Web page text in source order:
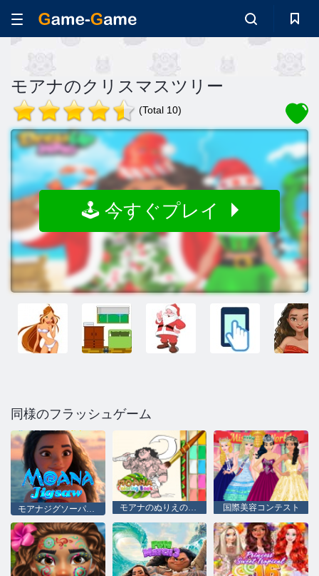
モアナのクリスマスツリー
(Total 10)
🕹️ 今すぐプレイ
同様のフラッシュゲーム
モアナジグソーパズル モアナのぬりえの本 null 国際美容コンテスト